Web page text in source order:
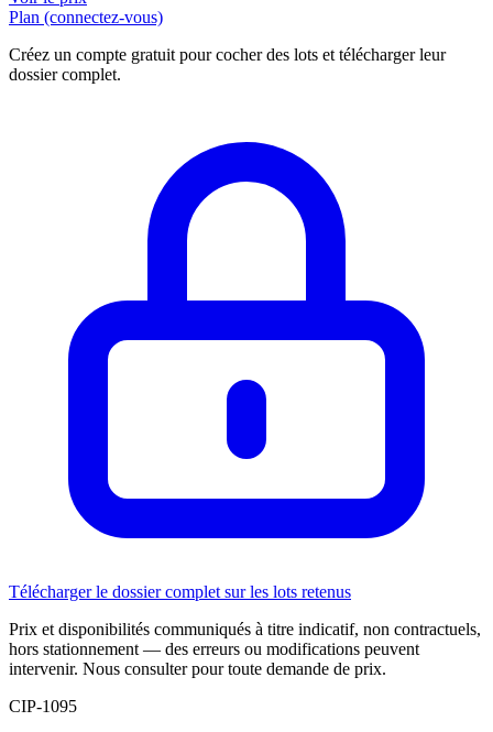
Plan (connectez-vous)
Créez un compte gratuit pour cocher des lots et télécharger leur
dossier complet.
Télécharger le dossier complet sur les lots retenus
Prix et disponibilités communiqués à titre indicatif, non contractuels,
hors stationnement — des erreurs ou modifications peuvent
intervenir. Nous consulter pour toute demande de prix.
CIP-1095